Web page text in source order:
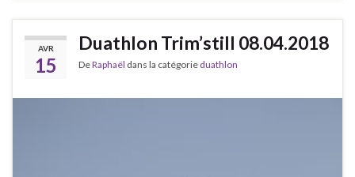
AVR
15
Duathlon Trim’still 08.04.2018
DeRaphaël dans la catégorie duathlon